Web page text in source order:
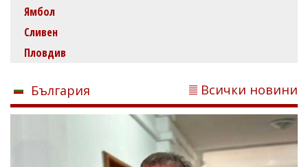
Ямбол
Сливен
Пловдив
България Всички новини